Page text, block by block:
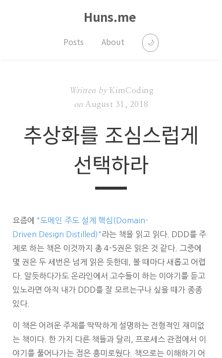
Huns.me
Posts About 🌙
Written byKimCoding
on August 31, 2018
추상화를 조심스럽게
선택하라
요즘에 "도메인 주도 설계 핵심(Domain-
Driven Design Distilled)" 라는 책을 읽고 읽다. DDD를 주
제로 하는 책은 이것까지 총 4-5권은 읽은 것 같다. 그중에
몇 권은 두 세번은 넘게 읽은 듯한데, 볼 때마다 새롭고 어렵
다. 알듯하다가도 온라인에서 고수들이 하는 이야기를 듣고
있노라면 아직 내가 DDD를 잘 모르는구나 싶을 때가 종종
있다.
이 책은 어려운 주제를 딱딱하게 설명하는 전형적인 재미없
는 책이다. 한 가지 다른 책들과 달리, 프로세스 관점에서 이
야기를 풀어나가는 점은 흥미로웠다. 책으로는 이해하기 어